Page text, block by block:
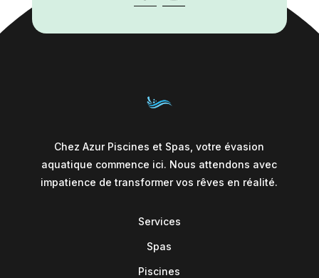
Chez Azur Piscines et Spas, votre évasion
aquatique commence ici. Nous attendons avec
impatience de transformer vos rêves en réalité.
Services
Spas
Piscines